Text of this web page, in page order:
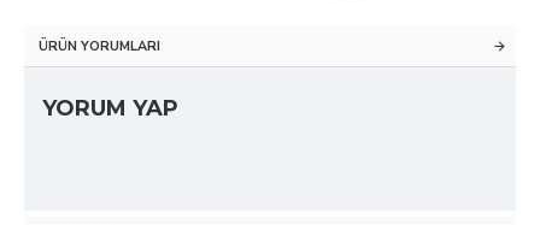
ÜRÜN YORUMLARI
YORUM YAP